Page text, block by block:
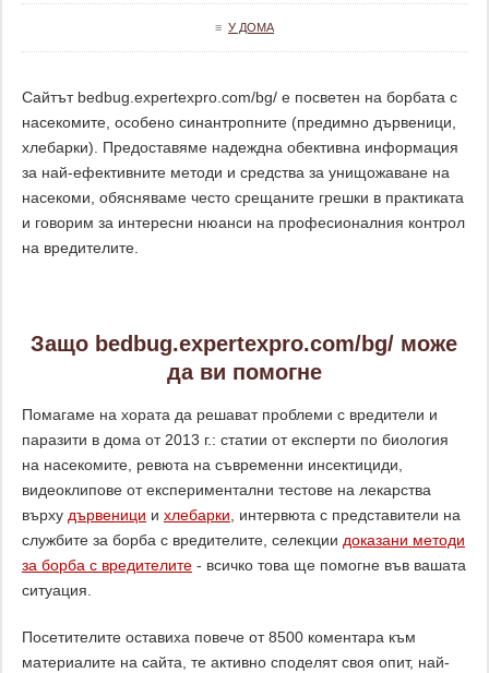
≡ У ДОМА
Сайтът bedbug.expertexpro.com/bg/ е посветен на борбата с
насекомите, особено синантропните (предимно дървеници,
хлебарки). Предоставяме надеждна обективна информация
за най-ефективните методи и средства за унищожаване на
насекоми, обясняваме често срещаните грешки в практиката
и говорим за интересни нюанси на професионалния контрол
на вредителите.
Защо bedbug.expertexpro.com/bg/ може
да ви помогне
Помагаме на хората да решават проблеми с вредители и
паразити в дома от 2013 г.: статии от експерти по биология
на насекомите, ревюта на съвременни инсектициди,
видеоклипове от експериментални тестове на лекарства
върху дървеници и хлебарки , интервюта с представители на
службите за борба с вредителите, селекции доказани методи
за борба с вредителите- всичко това ще помогне във вашата
ситуация.
Посетителите оставиха повече от 8500 коментара към
материалите на сайта, те активно споделят своя опит, най-